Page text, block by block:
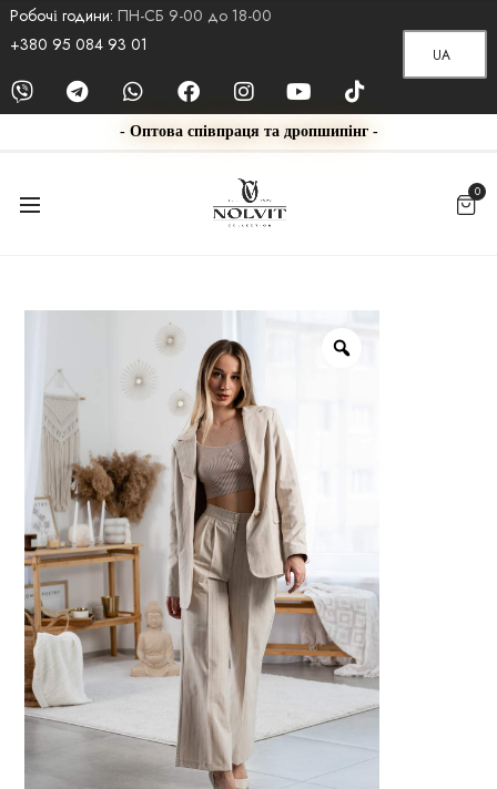
Робочі години: ПН-СБ 9-00 до 18-00
UA
+380 95 084 93 01
- Оптова співпраця та дропшипінг -
0